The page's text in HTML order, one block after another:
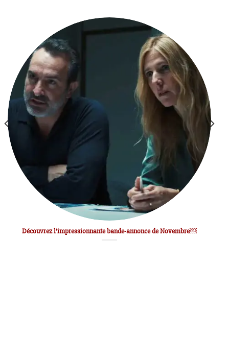
Découvrez l’impressionnante bande-annonce de Novembre￼